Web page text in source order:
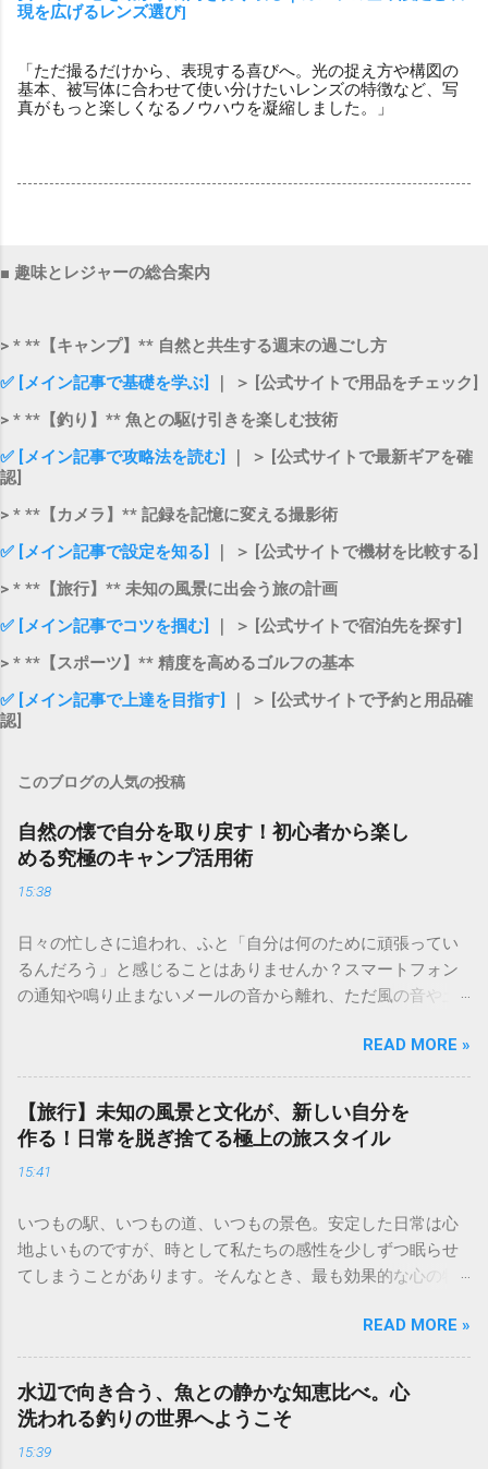
現を広げるレンズ選び]
「ただ撮るだけから、表現する喜びへ。光の捉え方や構図の
基本、被写体に合わせて使い分けたいレンズの特徴など、写
真がもっと楽しくなるノウハウを凝縮しました。」
■ 趣味とレジャーの総合案内
> * **【キャンプ】** 自然と共生する週末の過ごし方
✅ [メイン記事で基礎を学ぶ]
｜ ＞ [公式サイトで用品をチェック]
> * **【釣り】** 魚との駆け引きを楽しむ技術
✅ [メイン記事で攻略法を読む]
｜ ＞ [公式サイトで最新ギアを確
認]
> * **【カメラ】** 記録を記憶に変える撮影術
✅ [メイン記事で設定を知る]
｜ ＞ [公式サイトで機材を比較する]
> * **【旅行】** 未知の風景に出会う旅の計画
✅ [メイン記事でコツを掴む]
｜ ＞ [公式サイトで宿泊先を探す]
> * **【スポーツ】** 精度を高めるゴルフの基本
✅ [メイン記事で上達を目指す]
｜ ＞ [公式サイトで予約と用品確
認]
このブログの人気の投稿
自然の懐で自分を取り戻す！初心者から楽し
める究極のキャンプ活用術
15:38
日々の忙しさに追われ、ふと「自分は何のために頑張ってい
るんだろう」と感じることはありませんか？スマートフォン
の通知や鳴り止まないメールの音から離れ、ただ風の音や土
ャンプは単なるレジャーではなく、心身をリセットするため
の「自分回帰」の儀式。五感を研ぎ澄ませ、自然の一部にな
ることで、驚くほど心が軽くなるのを実感できるはずです。
今回は、初心者の方でも安心して始められる、人生を豊かに
するキャンプの魅力と実践的なノウハウを詳しくお届けしま
す。 焚き火の音と星空に癒やされる「非日常」の作り方 キャ
パチと薪がはぜる音、ゆらゆらと揺れるオレンジ色の炎に
は、「1/fゆらぎ」と呼ばれるリラックス効果があると言われ
ています。 焚き火を最大限に楽しむためのポイント 薪の種類
いナラやクヌギなどの広葉樹を組み合わせるのがコツです。
デジタルデトックスの徹底： 焚き火を眺める間だけは、スマ
ートフォンをカバンに仕舞いましょう。視覚が炎に集中する
ことで、瞑想に近い深いリラックス状態を得られます。 夜が
READ MORE »
【旅行】未知の風景と文化が、新しい自分を
作る！日常を脱ぎ捨てる極上の旅スタイル
15:41
いつもの駅、いつもの道、いつもの景色。安定した日常は心
地よいものですが、時として私たちの感性を少しずつ眠らせ
てしまうことがあります。そんなとき、最も効果的な心の特
土地ならではのスパイスの香りに触れ、言葉の通じない相手
と笑顔で通じ合う。旅先で出会う未知の風景や文化は、私た
ちの凝り固まった価値観を心地よく解きほぐしてくれます。
移動の先に待っているのは、新しい景色だけではありませ
ん。日常の役割から解放され、純粋な好奇心を取り戻した
「新しい自分」との再会です。今回は、人生の質を高めるた
READ MORE »
水辺で向き合う、魚との静かな知恵比べ。心
洗われる釣りの世界へようこそ
15:39